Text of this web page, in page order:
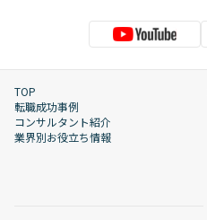
TOP
転職成功事例
コンサルタント紹介
業界別お役立ち情報